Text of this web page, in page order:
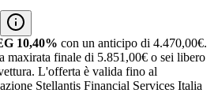
10,40% con un anticipo di 4.470,00€.
maxirata finale di 5.851,00€ o sei libero
L'offerta è valida fino al
Stellantis Financial Services Italia